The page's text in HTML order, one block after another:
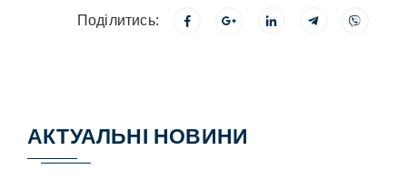
Поділитись:
АКТУАЛЬНІ НОВИНИ